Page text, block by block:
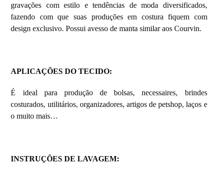
gravações com estilo e tendências de moda diversificados,
fazendo com que suas produções em costura fiquem com
design exclusivo. Possui avesso de manta similar aos Courvin.
APLICAÇÕES DO TECIDO:
É ideal para produção de bolsas, necessaires, brindes
costurados, utilitários, organizadores, artigos de petshop, laços e
o muito mais…
INSTRUÇÕES DE LAVAGEM: